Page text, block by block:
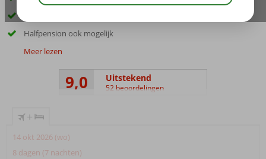
Halfpension ook mogelijk
Meer lezen
9,0 Uitstekend
52 beoordelingen
+
14 okt 2026 (wo)
8 dagen (7 nachten)